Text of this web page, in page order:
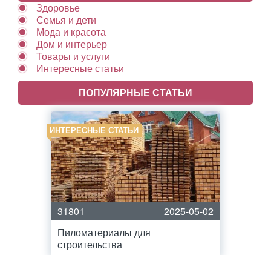
Здоровье
Семья и дети
Мода и красота
Дом и интерьер
Товары и услуги
Интересные статьи
ПОПУЛЯРНЫЕ СТАТЬИ
ИНТЕРЕСНЫЕ СТАТЬИ
31801
2025-05-02
Пиломатериалы для
строительства